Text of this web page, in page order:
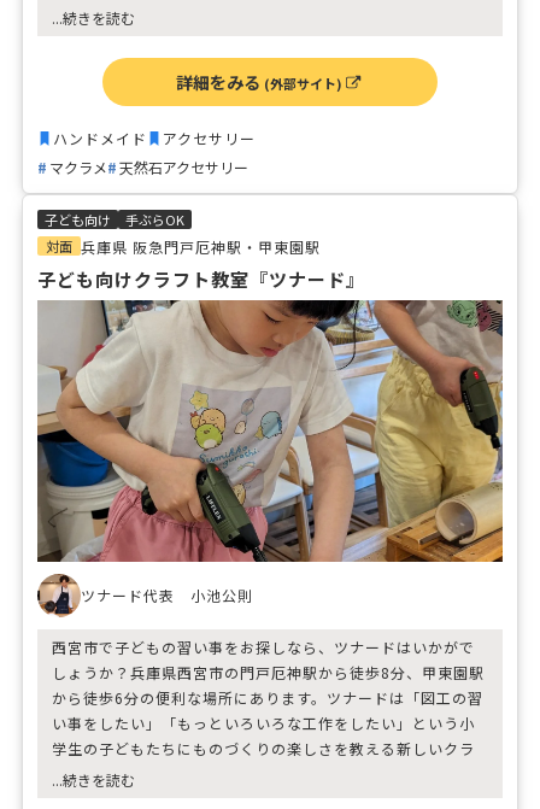
い。ご参加お待ちしております！
...続きを読む
詳細をみる (外部サイト)
ハンドメイド
アクセサリー
マクラメ
天然石アクセサリー
子ども向け
手ぶらOK
対面 兵庫県 阪急門戸厄神駅・甲東園駅
子ども向けクラフト教室『ツナード』
ツナード代表 小池公則
西宮市で子どもの習い事をお探しなら、ツナードはいかがで
しょうか？兵庫県西宮市の門戸厄神駅から徒歩8分、甲東園駅
から徒歩6分の便利な場所にあります。ツナードは「図工の習
い事をしたい」「もっといろいろな工作をしたい」という小
学生の子どもたちにものづくりの楽しさを教える新しいクラ
フト教室です。工作教室や絵画教室、クラフト教室、子ども
...続きを読む